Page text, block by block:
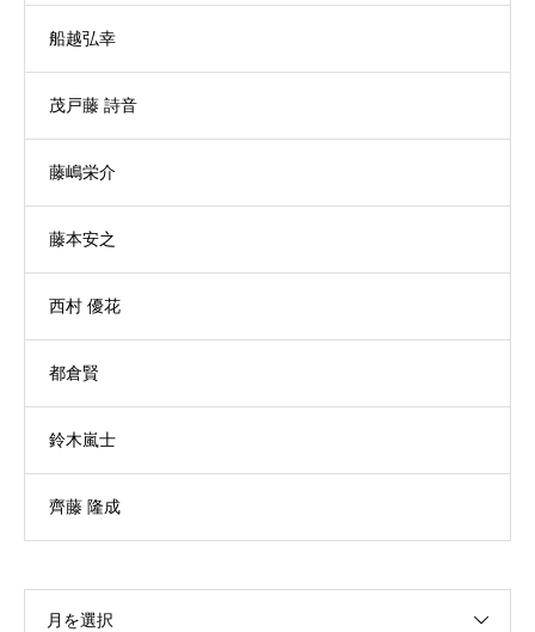
船越弘幸
茂戸藤 詩音
藤嶋栄介
藤本安之
西村 優花
都倉賢
鈴木嵐士
齊藤 隆成
月を選択